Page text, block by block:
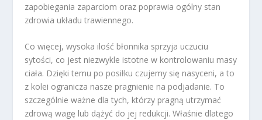
zapobiegania zaparciom oraz poprawia ogólny stan
zdrowia układu trawiennego.
Co więcej, wysoka ilość błonnika sprzyja uczuciu
sytości, co jest niezwykle istotne w kontrolowaniu masy
ciała. Dzięki temu po posiłku czujemy się nasyceni, a to
z kolei ogranicza nasze pragnienie na podjadanie. To
szczególnie ważne dla tych, którzy pragną utrzymać
zdrową wagę lub dążyć do jej redukcji. Właśnie dlatego